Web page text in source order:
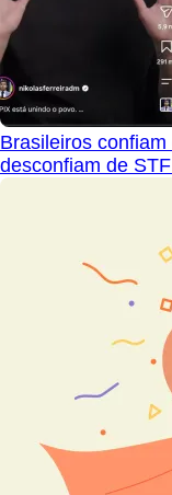
Brasileiros
desconfiam de